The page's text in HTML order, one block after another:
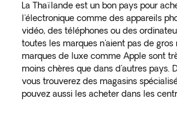
La Thaïlande est un bon pays pour
l'électronique comme des appareils
vidéo, des téléphones ou des
toutes les marques n'aient pas de gros
marques de luxe comme Apple sont
moins chères que dans d'autres pays.
vous trouverez des magasins
pouvez aussi les acheter dans les